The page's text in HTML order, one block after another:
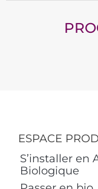
ESPACE
S’installer en
Biologique